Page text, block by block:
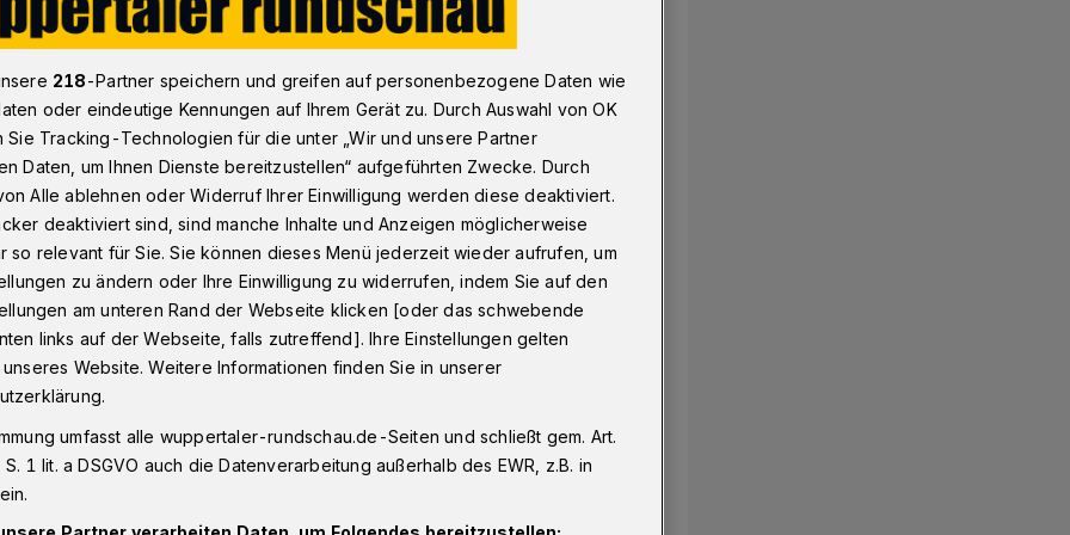
im Einzelhandel: Todtenhausen kritisiert ver.di
kritisiert ver.di
FDP-Bundestagsabgeordnete
Kommunen dazu auf, in diesem Jahr
zu genehmigen, um die Folgen des
Gleichzeitig kritisiert er die
218-Partner speichern und greifen auf personenbezogene Daten wie
oder eindeutige Kennungen auf Ihrem Gerät zu. Durch Auswahl von OK
Sie Tracking-Technologien für die unter „Wir und unsere Partner
Daten, um Ihnen Dienste bereitzustellen“ aufgeführten Zwecke. Durch
Alle ablehnen oder Widerruf Ihrer Einwilligung werden diese deaktiviert.
deaktiviert sind, sind manche Inhalte und Anzeigen möglicherweise
so relevant für Sie. Sie können dieses Menü jederzeit wieder aufrufen, um
zu ändern oder Ihre Einwilligung zu widerrufen, indem Sie auf den
am unteren Rand der Webseite klicken [oder das schwebende
links auf der Webseite, falls zutreffend]. Ihre Einstellungen gelten
Website. Weitere Informationen finden Sie in unserer
umfasst alle wuppertaler-rundschau.de-Seiten und schließt gem. Art.
1 lit. a DSGVO auch die Datenverarbeitung außerhalb des EWR, z.B. in